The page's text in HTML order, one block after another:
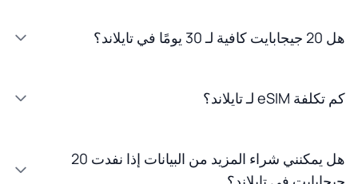
هل 20 جيجابايت كافية لـ 30 يومًا في تايلاند؟
كم تكلفة eSIM لـ تايلاند؟
هل يمكنني شراء المزيد من البيانات إذا نفدت 20